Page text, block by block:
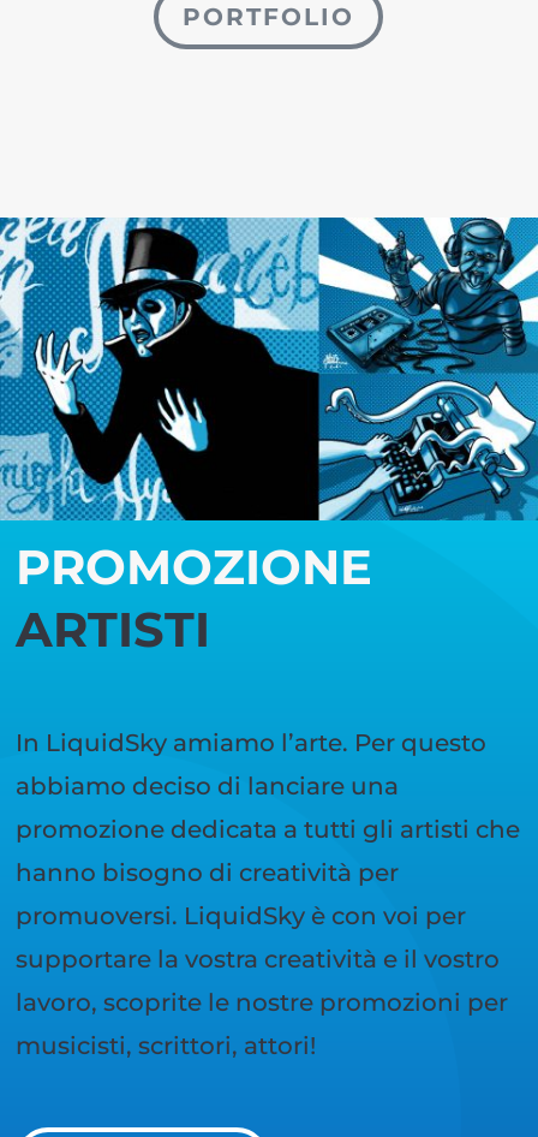
PORTFOLIO
PROMOZIONE
ARTISTI
In LiquidSky amiamo l’arte. Per questo
abbiamo deciso di lanciare una
promozione dedicata a tutti gli artisti che
hanno bisogno di creatività per
promuoversi. LiquidSky è con voi per
supportare la vostra creatività e il vostro
lavoro, scoprite le nostre promozioni per
musicisti, scrittori, attori!